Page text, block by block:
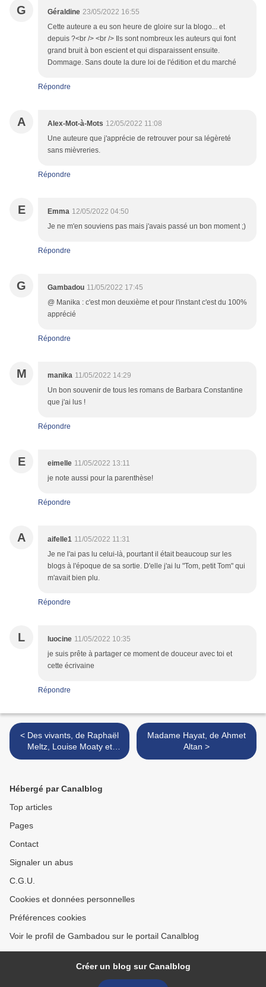
G Géraldine 23/05/2022 16:55
Cette auteure a eu son heure de gloire sur la blogo... et
depuis ?<br /> <br /> Ils sont nombreux les auteurs qui font
grand bruit à bon escient et qui disparaissent ensuite.
Dommage. Sans doute la dure loi de l'édition et du marché
Répondre
A Alex-Mot-à-Mots 12/05/2022 11:08
Une auteure que j'apprécie de retrouver pour sa légèreté
sans mièvreries.
Répondre
E Emma 12/05/2022 04:50
Je ne m'en souviens pas mais j'avais passé un bon moment ;)
Répondre
G Gambadou 11/05/2022 17:45
@ Manika : c'est mon deuxième et pour l'instant c'est du 100%
apprécié
Répondre
M manika 11/05/2022 14:29
Un bon souvenir de tous les romans de Barbara Constantine
que j'ai lus !
Répondre
E eimelle 11/05/2022 13:11
je note aussi pour la parenthèse!
Répondre
A aifelle1 11/05/2022 11:31
Je ne l'ai pas lu celui-là, pourtant il était beaucoup sur les
blogs à l'époque de sa sortie. D'elle j'ai lu "Tom, petit Tom" qui
m'avait bien plu.
Répondre
L luocine 11/05/2022 10:35
je suis prête à partager ce moment de douceur avec toi et
cette écrivaine
Répondre
< Des vivants, de Raphaël
Meltz, Louise Moaty et
Simon Roussin
Madame Hayat, de Ahmet
Altan >
Hébergé par Canalblog
Top articles
Pages
Contact
Signaler un abus
C.G.U.
Cookies et données personnelles
Préférences cookies
Voir le profil de Gambadou sur le portail Canalblog
Créer un blog sur Canalblog